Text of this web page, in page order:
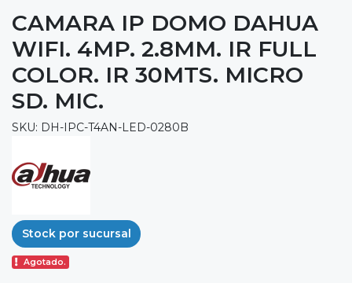
CAMARA IP DOMO DAHUA
WIFI. 4MP. 2.8MM. IR FULL
COLOR. IR 30MTS. MICRO
SD. MIC.
SKU: DH-IPC-T4AN-LED-0280B
Stock por sucursal
Agotado.